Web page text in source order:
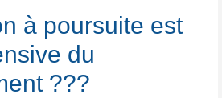
à poursuite est
du
???